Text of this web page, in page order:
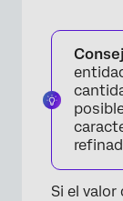
Si el